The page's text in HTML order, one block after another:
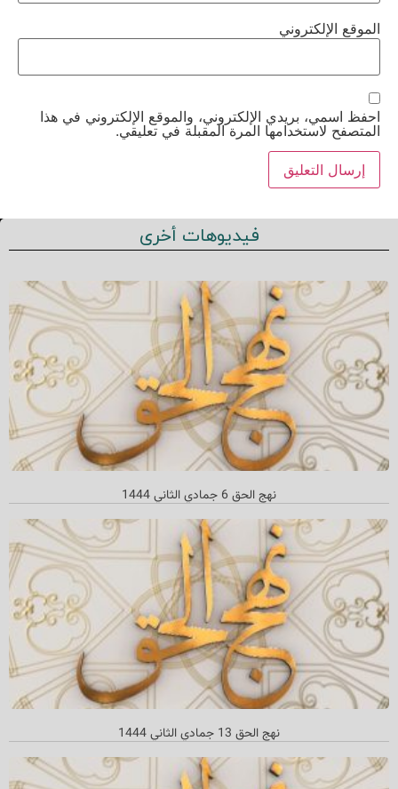
الموقع الإلكتروني
احفظ اسمي، بريدي الإلكتروني، والموقع الإلكتروني في هذا
المتصفح لاستخدامها المرة المقبلة في تعليقي.
فيديوهات أخرى
نهج الحق 6 جمادي الثاني 1444
نهج الحق 13 جمادي الثاني 1444